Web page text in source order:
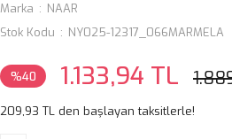
Marka
NAAR
Stok Kodu
NY025-12317_066MARMELA
%40 1.133,94 TL
209,93 TL den başlayan taksitlerle!